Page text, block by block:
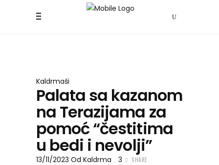
Kaldrmaši
Palata sa kazanom
na Terazijama za
pomoć “čestitima
u bedi i nevolji”
13/11/2023 Od Kaldrma 3 SHARE